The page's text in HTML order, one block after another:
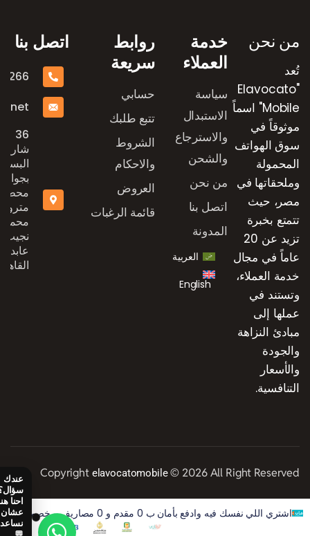
من نحن
تُعد
"Elavocato
Mobile" اسماً
موثوقاً في
سوق الهواتف
المحمولة
وملحقاتها في
مصر، حيث
تتمتع بخبرة
تزيد عن 20
عاماً في مجال
خدمة العملاء،
وتستند في
عملها إلى
مبادئ النزاهة
والجودة
والأسعار
التنافسية.
خدمة
العملاء
سياسة
الاستبدال
والاسترجاع
والشحن
من نحن
اتصل بنا
المدونة
العربية
English
روابط
سريعة
حسابي
تتبع طلبك
الشروط
والاحكام
العروض
قائمة الرغبات
اتصل بنا
36
شارع
بجوار
محطة
مترو
محمد
نجيب،
Copyright elavocatomobile© 2026 All Right Reserved
اشتري اللي نفسك فيه وادفع بأمان ب 0 مقدم و 0 مصاريف و خصم 50% على الفوايد